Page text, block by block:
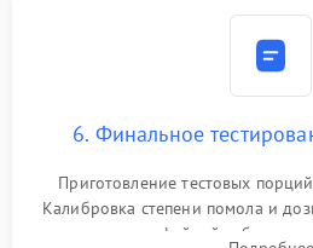
6. Финальное
Приготовление тестовых
Калибровка степени помола и
плотности кофейной таблетки,